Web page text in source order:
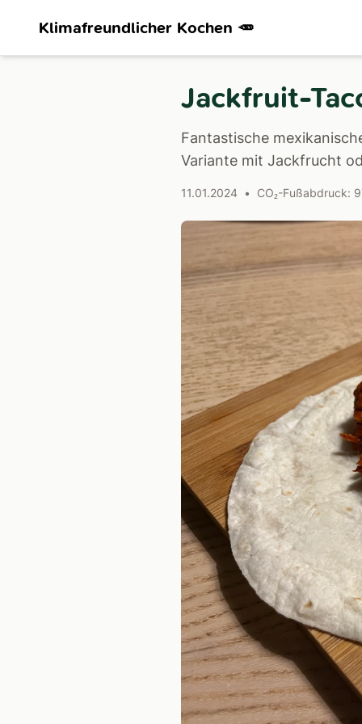
Klimafreundlicher Kochen 🥕
Jackfruit-
Fantastische
Variante mit Jackfrucht
11.01.2024 • CO₂-Fußabdruck: